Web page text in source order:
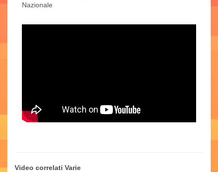
Nazionale
Video correlati Varie